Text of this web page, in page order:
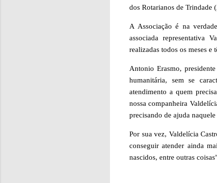
dos Rotarianos de Trindade
A Associação é na
associada representativa
realizadas todos os meses e
Antonio Erasmo,
humanitária, sem se
atendimento a quem
nossa companheira
precisando de ajuda
Por sua vez, Valdelícia
conseguir atender ainda
nascidos, entre outras